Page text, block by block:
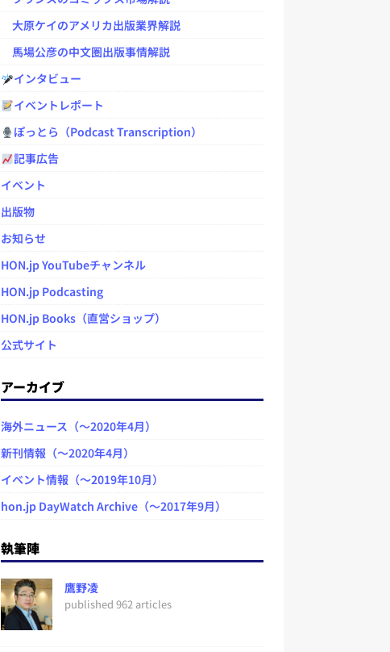
大原ケイのアメリカ出版業界解説
馬場公彦の中文圏出版事情解説
インタビュー
イベントレポート
ぽっとら（Podcast Transcription）
記事広告
イベント
出版物
お知らせ
HON.jp YouTubeチャンネル
HON.jp Podcasting
HON.jp Books（直営ショップ）
公式サイト
アーカイブ
海外ニュース（～2020年4月）
新刊情報（～2020年4月）
イベント情報（～2019年10月）
hon.jp DayWatch Archive（～2017年9月）
執筆陣
鷹野凌
published 962 articles